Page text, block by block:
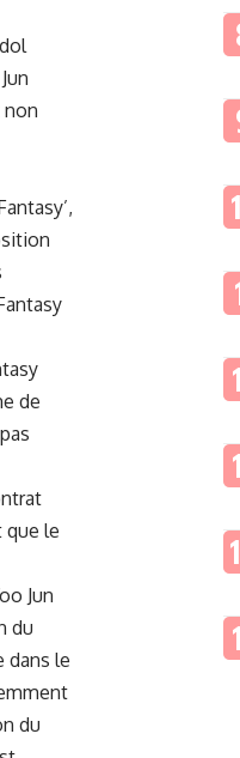
non
de
que le
Jun
du
dans le
du